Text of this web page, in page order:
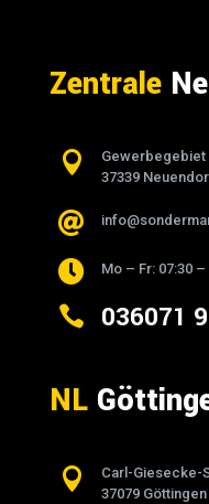
Zentrale

Gewerbegebiet
37339

 Mo – Fr: 07:30 –
 036071
NL

Carl-Giesecke-
37079 Göttingen